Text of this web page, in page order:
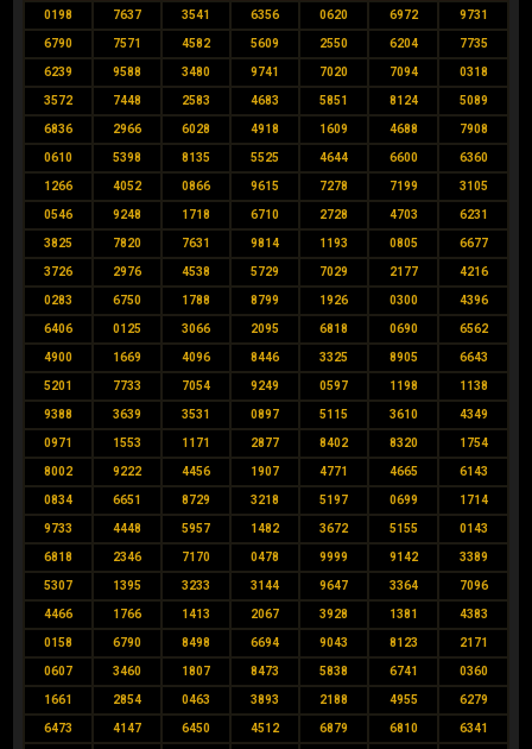
0198 7637 3541 6356 0620 6972 9731
6790 7571 4582 5609 2550 6204 7735
6239 9588 3480 9741 7020 7094 0318
3572 7448 2583 4683 5851 8124 5089
6836 2966 6028 4918 1609 4688 7908
0610 5398 8135 5525 4644 6600 6360
1266 4052 0866 9615 7278 7199 3105
0546 9248 1718 6710 2728 4703 6231
3825 7820 7631 9814 1193 0805 6677
3726 2976 4538 5729 7029 2177 4216
0283 6750 1788 8799 1926 0300 4396
6406 0125 3066 2095 6818 0690 6562
4900 1669 4096 8446 3325 8905 6643
5201 7733 7054 9249 0597 1198 1138
9388 3639 3531 0897 5115 3610 4349
0971 1553 1171 2877 8402 8320 1754
8002 9222 4456 1907 4771 4665 6143
0834 6651 8729 3218 5197 0699 1714
9733 4448 5957 1482 3672 5155 0143
6818 2346 7170 0478 9999 9142 3389
5307 1395 3233 3144 9647 3364 7096
4466 1766 1413 2067 3928 1381 4383
0158 6790 8498 6694 9043 8123 2171
0607 3460 1807 8473 5838 6741 0360
1661 2854 0463 3893 2188 4955 6279
6473 4147 6450 4512 6879 6810 6341